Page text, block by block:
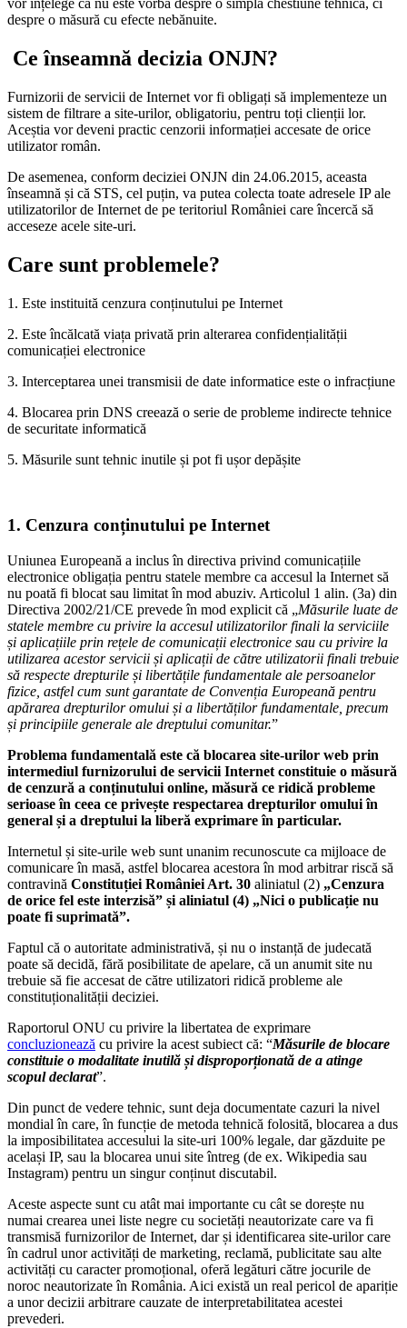
vor înțelege că nu este vorba despre o simplă chestiune tehnică, ci
despre o măsură cu efecte nebănuite.
Ce înseamnă decizia ONJN?
Furnizorii de servicii de Internet vor fi obligați să implementeze un
sistem de filtrare a site-urilor, obligatoriu, pentru toți clienții lor.
Aceștia vor deveni practic cenzorii informației accesate de orice
utilizator român.
De asemenea, conform deciziei ONJN din 24.06.2015, aceasta
înseamnă și că STS, cel puțin, va putea colecta toate adresele IP ale
utilizatorilor de Internet de pe teritoriul României care încercă să
acceseze acele site-uri.
Care sunt problemele?
1. Este instituită cenzura conținutului pe Internet
2. Este încălcată viața privată prin alterarea confidențialității
comunicației electronice
3. Interceptarea unei transmisii de date informatice este o infracțiune
4. Blocarea prin DNS creează o serie de probleme indirecte tehnice
de securitate informatică
5. Măsurile sunt tehnic inutile și pot fi ușor depășite
1. Cenzura conținutului pe Internet
Uniunea Europeană a inclus în directiva privind comunicațiile
electronice obligația pentru statele membre ca accesul la Internet să
nu poată fi blocat sau limitat în mod abuziv. Articolul 1 alin. (3a) din
Directiva 2002/21/CE prevede în mod explicit că „Măsurile luate de
statele membre cu privire la accesul utilizatorilor finali la serviciile
și aplicațiile prin rețele de comunicații electronice sau cu privire la
utilizarea acestor servicii și aplicații de către utilizatorii finali trebuie
să respecte drepturile și libertățile fundamentale ale persoanelor
fizice, astfel cum sunt garantate de Convenția Europeană pentru
apărarea drepturilor omului și a libertăților fundamentale, precum
și principiile generale ale dreptului comunitar.”
Problema fundamentală este că blocarea site-urilor web prin
intermediul furnizorului de servicii Internet constituie o măsură
de cenzură a conținutului online, măsură ce ridică probleme
serioase în ceea ce privește respectarea drepturilor omului în
general și a dreptului la liberă exprimare în particular.
Internetul și site-urile web sunt unanim recunoscute ca mijloace de
comunicare în masă, astfel blocarea acestora în mod arbitrar riscă să
contravină Constituției României Art. 30 aliniatul (2) „Cenzura
de orice fel este interzisă” și aliniatul (4) „Nici o publicație nu
poate fi suprimată”.
Faptul că o autoritate administrativă, și nu o instanță de judecată
poate să decidă, fără posibilitate de apelare, că un anumit site nu
trebuie să fie accesat de către utilizatori ridică probleme ale
constituționalității deciziei.
Raportorul ONU cu privire la libertatea de exprimare
concluzionează cu privire la acest subiect că: “Măsurile de blocare
constituie o modalitate inutilă și disproporționată de a atinge
scopul declarat”.
Din punct de vedere tehnic, sunt deja documentate cazuri la nivel
mondial în care, în funcție de metoda tehnică folosită, blocarea a dus
la imposibilitatea accesului la site-uri 100% legale, dar găzduite pe
același IP, sau la blocarea unui site întreg (de ex. Wikipedia sau
Instagram) pentru un singur conținut discutabil.
Aceste aspecte sunt cu atât mai importante cu cât se dorește nu
numai crearea unei liste negre cu societăți neautorizate care va fi
transmisă furnizorilor de Internet, dar și identificarea site-urilor care
în cadrul unor activități de marketing, reclamă, publicitate sau alte
activități cu caracter promoțional, oferă legături către jocurile de
noroc neautorizate în România. Aici există un real pericol de apariție
a unor decizii arbitrare cauzate de interpretabilitatea acestei
prevederi.